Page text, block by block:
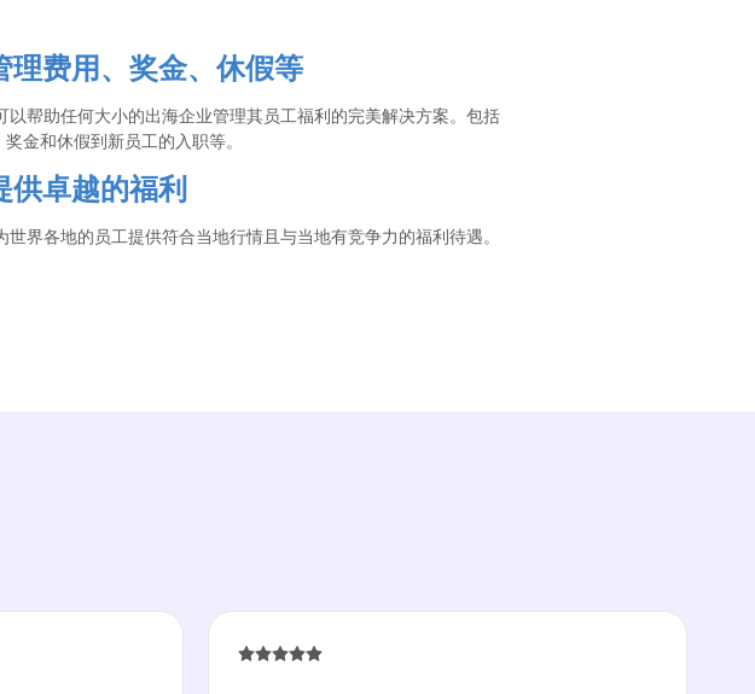
理费用、奖金、休假等
以帮助任何大小的出海企业管理其员工福利的完美解决方案。包括
奖金和休假到新员工的入职等。
供卓越的福利
世界各地的员工提供符合当地行情且与当地有竞争力的福利待遇。